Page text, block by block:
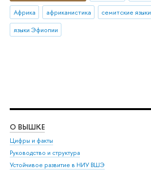
Африка
африканистика
семитские языки
языки Эфиопии
О ВЫШКЕ
Цифры и факты
Руководство и структура
Устойчивое развитие в НИУ ВШЭ